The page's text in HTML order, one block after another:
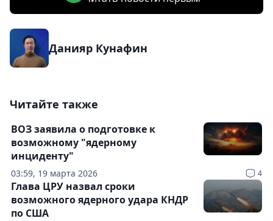
Данияр Кунафин
Читайте также
03:59, 19 марта 2026 4
ВОЗ заявила о подготовке к
возможному "ядерному
инциденту"
Глава ЦРУ назвал сроки
возможного ядерного удара КНДР
по США